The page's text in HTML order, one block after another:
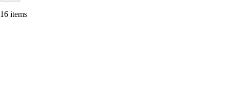
16 items